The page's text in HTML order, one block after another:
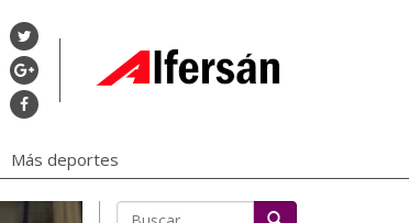
Más deportes